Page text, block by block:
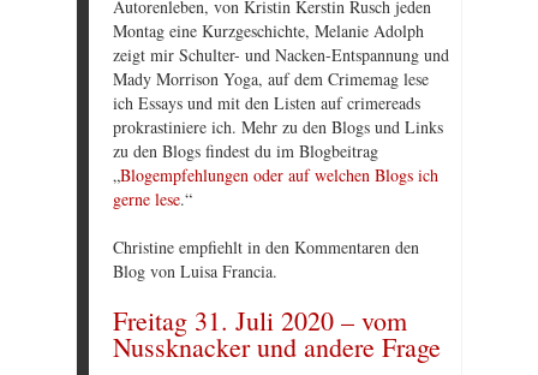
Autorenleben, von Kristin Kerstin Rusch jeden
Montag eine Kurzgeschichte, Melanie Adolph
zeigt mir Schulter- und Nacken-Entspannung und
Mady Morrison Yoga, auf dem Crimemag lese
ich Essays und mit den Listen auf crimereads
prokrastiniere ich. Mehr zu den Blogs und Links
zu den Blogs findest du im Blogbeitrag
„Blogempfehlungen oder auf welchen Blogs ich
gerne lese.“
Christine empfiehlt in den Kommentaren den
Blog von Luisa Francia.
Freitag 31. Juli 2020 – vom
Nussknacker und andere Frage